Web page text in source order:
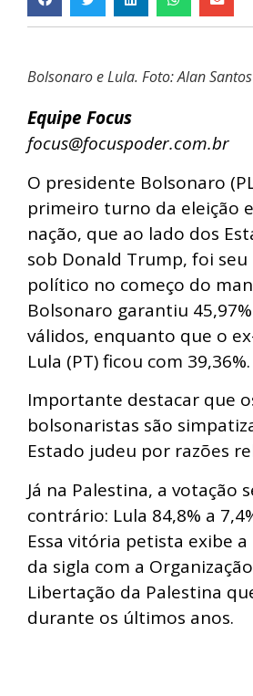
Bolsonaro e Lula. Foto: Alan Santos
Equipe Focus
focus@focuspoder.com.br
O presidente Bolsonaro
primeiro turno da eleição
nação, que ao lado dos
sob Donald Trump, foi
político no começo do
Bolsonaro garantiu
válidos, enquanto que o
Lula (PT) ficou com 39,36%.
Importante destacar que
bolsonaristas são
Estado judeu por razões
Já na Palestina, a votação
contrário: Lula 84,8% a
Essa vitória petista exibe
da sigla com a
Libertação da Palestina
durante os últimos anos.